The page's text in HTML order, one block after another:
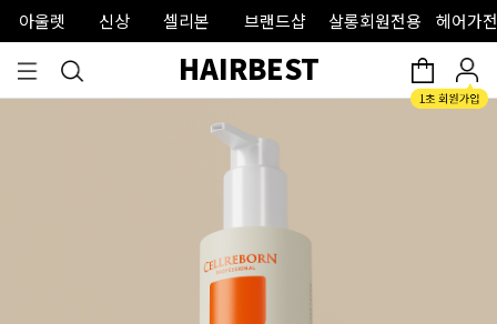
아울렛 신상 셀리본 브랜드샵 살롱회원전용 헤어가
HAIRBEST